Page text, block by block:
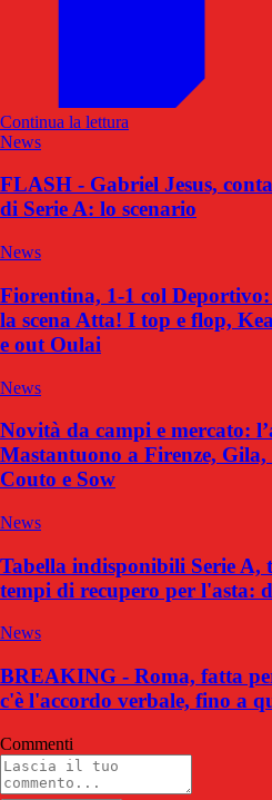
Continua la lettura
News
FLASH - Gabriel Jesus,
di Serie A: lo scenario
News
Fiorentina, 1-1 col
la scena Atta! I top e flop,
e out Oulai
News
Novità da campi e mercato:
Mastantuono a Firenze,
Couto e Sow
News
Tabella indisponibili Serie
tempi di recupero per l'asta:
News
BREAKING - Roma, fatta
c'è l'accordo verbale, fino a
Commenti